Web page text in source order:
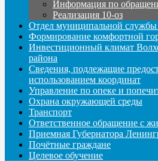
Информация по
Реализация 10-оз
Отдел муниципальной службы
Формирование комфортной
Инвестиционный климат
района
Сведения, подлежащие
использованием координат
Управление по опеке и
Охрана окружающей среды
Транспорт
Ответственное обращение с
Приемная Губернатора
Почётные граждане
Целевое обучение